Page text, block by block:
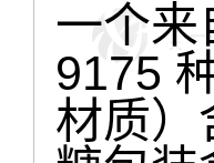
一个来
9175
材质）